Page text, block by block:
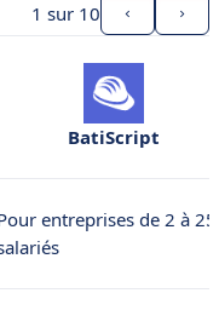
1 sur 10
BatiScript
entreprises de 2 à